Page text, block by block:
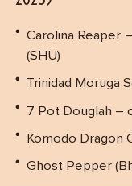
Carolina Reaper
(SHU)
Trinidad Moruga
7 Pot Douglah –
Komodo Dragon
Ghost Pepper